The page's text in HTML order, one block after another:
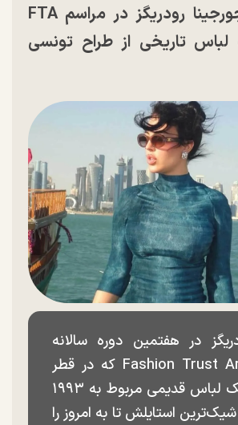
(تصاویر) جورجینا رودریگز در مراسم FTA
تاریخی از طراح تونسی
در هفتمین دوره سالانه
جایزه Fashion Trust Arabia که در قطر
برگزار شد، یک لباس قدیمی مربوط به ۱۹۹۳
استایلش تا به امروز را